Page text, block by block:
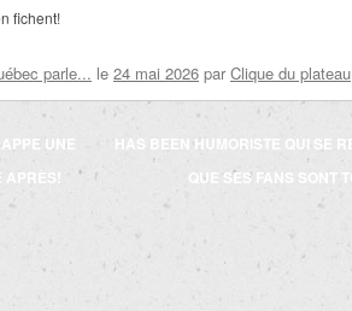
fichent!
parle... le 24 mai 2026 par Clique du plateau
UNE
HAS BEEN HUMORISTE QUI SE
QUE SES FANS SONT